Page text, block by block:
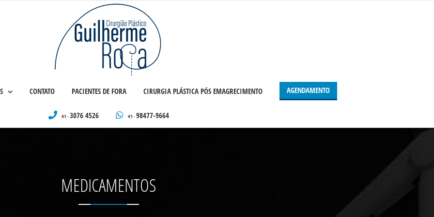
CONTATO PACIENTES DE FORA CIRURGIA PLÁSTICA PÓS EMAGRECIMENTO AGENDAMENTO
41 · 3076 4526 41 · 98477-9664
MEDICAMENTOS